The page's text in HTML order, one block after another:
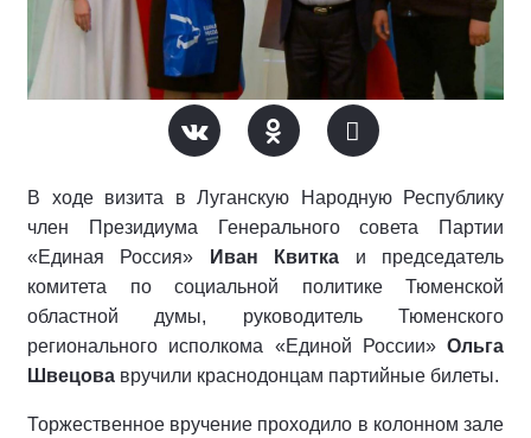
В ходе визита в Луганскую Народную Республику
член Президиума Генерального совета Партии
«Единая Россия»
Иван Квитка и председатель
комитета по социальной политике Тюменской
областной думы, руководитель Тюменского
регионального исполкома «Единой России» Ольга
Швецова вручили краснодонцам партийные билеты.
Торжественное вручение проходило в колонном зале